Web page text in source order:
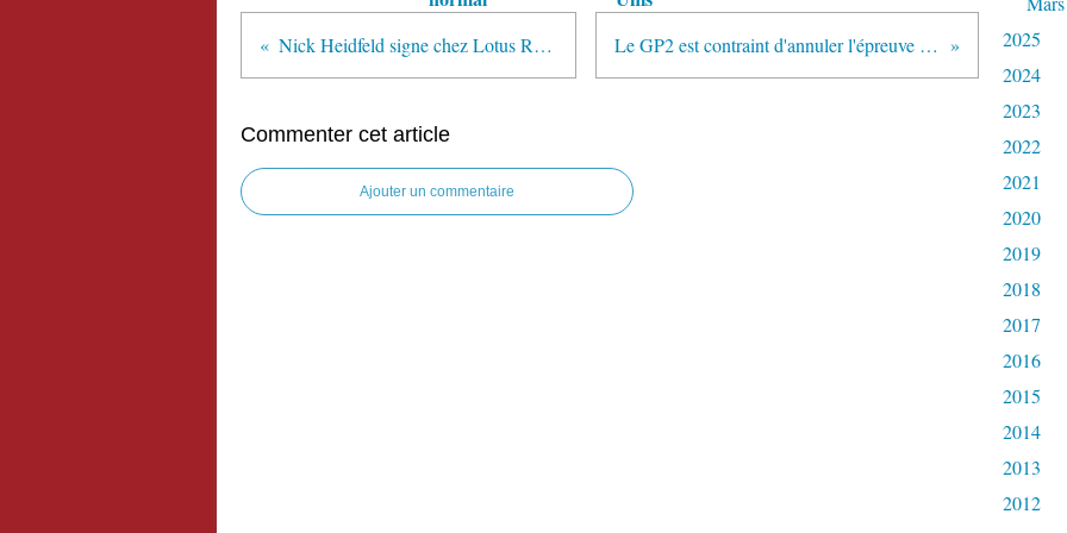
Nick Heidfeld signe chez Lotus Renault GP Le GP2 est contraint d'annuler l'épreuve de Bahrain
Commenter cet article
Ajouter un commentaire
2025
2024
2023
2022
2021
2020
2019
2018
2017
2016
2015
2014
2013
2012